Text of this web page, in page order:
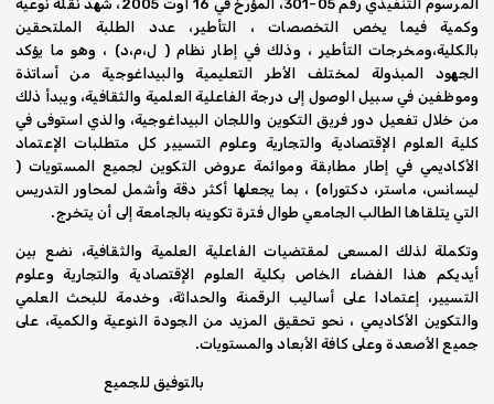
المرسوم التنفيذي رقم 05-301، المؤرخ في 16 أوت 2005، شهد نقلة نوعية
وكمية فيما يخص التخصصات ، التأطير، عدد الطلبة الملتحقين
بالكلية،ومخرجات التأطير ، وذلك في إطار نظام ( ل،م،د) ، وهو ما يؤكد
الجهود المبذولة لمختلف الأطر التعليمية والبيداغوجية من أساتذة
وموظفين في سبيل الوصول إلى درجة الفاعلية العلمية والثقافية، ويبدأ ذلك
من خلال تفعيل دور فريق التكوين واللجان البيداغوجية، والذي استوفى في
كلية العلوم الإقتصادية والتجارية وعلوم التسيير كل متطلبات الإعتماد
الأكاديمي في إطار مطابقة وموائمة عروض التكوين لجميع المستويات (
ليسانس، ماستر، دكتوراه) ، بما يجعلها أكثر دقة وأشمل لمحاور التدريس
التي يتلقاها الطالب الجامعي طوال فترة تكوينه بالجامعة إلى أن يتخرج.
وتكملة لذلك المسعى لمقتضيات الفاعلية العلمية والثقافية، نضع بين
أيديكم هذا الفضاء الخاص بكلية العلوم الإقتصادية والتجارية وعلوم
التسيير، إعتمادا على أساليب الرقمنة والحداثة، وخدمة للبحث العلمي
والتكوين الأكاديمي ، نحو تحقيق المزيد من الجودة النوعية والكمية، على
جميع الأصعدة وعلى كافة الأبعاد والمستويات.
بالتوفيق للجميع